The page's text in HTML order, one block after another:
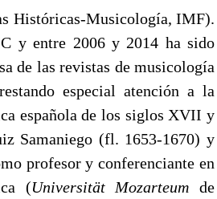
Históricas-Musicología, IMF).
y entre 2006 y 2014 ha sido
de las revistas de musicología
especial atención a la
española de los siglos XVII y
Samaniego (fl. 1653-1670) y
profesor y conferenciante en
(Universität Mozarteumde